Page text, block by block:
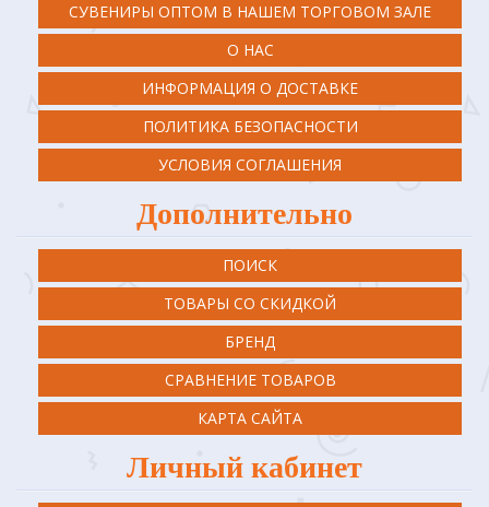
СУВЕНИРЫ ОПТОМ В НАШЕМ ТОРГОВОМ ЗАЛЕ
О НАС
ИНФОРМАЦИЯ О ДОСТАВКЕ
ПОЛИТИКА БЕЗОПАСНОСТИ
УСЛОВИЯ СОГЛАШЕНИЯ
Дополнительно
ПОИСК
ТОВАРЫ СО СКИДКОЙ
БРЕНД
СРАВНЕНИЕ ТОВАРОВ
КАРТА САЙТА
Личный кабинет